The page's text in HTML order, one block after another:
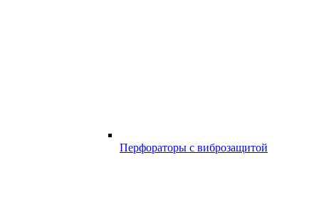
Перфораторы с виброзащитой